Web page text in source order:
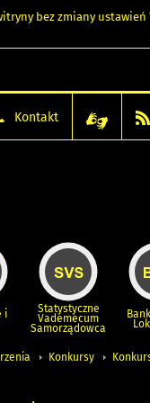
bez zmiany
Kontakt
i Statystyczne
Vademecum
Samorządowca
Konkursy